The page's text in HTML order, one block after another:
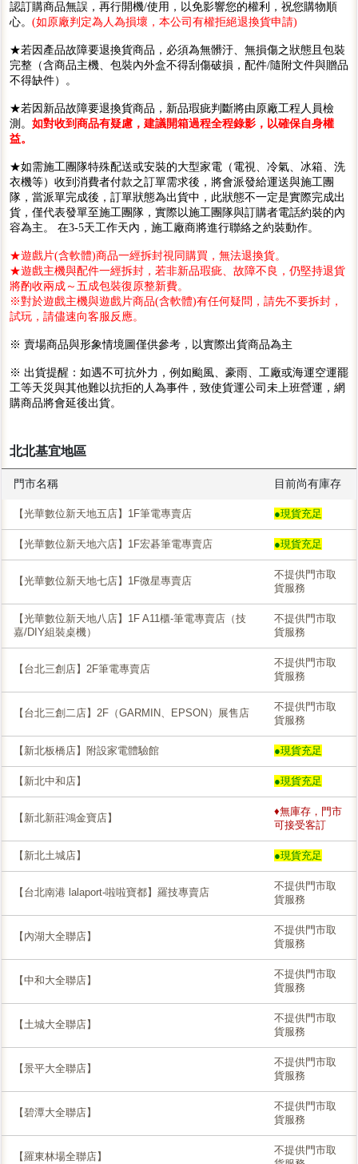
認訂購商品無誤，再行開機/使用，以免影響您的權利，祝您購物順
心。 (如原廠判定為人為損壞，本公司有權拒絕退換貨申請)
★若因產品故障要退換貨商品，必須為無髒汙、無損傷之狀態且包裝
完整（含商品主機、包裝內外盒不得刮傷破損，配件/隨附文件與贈品
不得缺件）。
★若因新品故障要退換貨商品，新品瑕疵判斷將由原廠工程人員檢
測。 如對收到商品有疑慮，建議開箱過程全程錄影，以確保自身權
益。
★如需施工團隊特殊配送或安裝的大型家電（電視、冷氣、冰箱、洗
衣機等）收到消費者付款之訂單需求後，將會派發給運送與施工團
隊，當派單完成後，訂單狀態為出貨中，此狀態不一定是實際完成出
貨，僅代表發單至施工團隊，實際以施工團隊與訂購者電話約裝的內
容為主。 在3-5天工作天內，施工廠商將進行聯絡之約裝動作。
★遊戲片(含軟體)商品一經拆封視同購買，無法退換貨。
★遊戲主機與配件一經拆封，若非新品瑕疵、故障不良，仍堅持退貨
將酌收兩成～五成包裝復原整新費。
※對於遊戲主機與遊戲片商品(含軟體)有任何疑問，請先不要拆封，
試玩，請儘速向客服反應。
※ 賣場商品與形象情境圖僅供參考，以實際出貨商品為主
※ 出貨提醒：如遇不可抗外力，例如颱風、豪雨、工廠或海運空運罷
工等天災與其他難以抗拒的人為事件，致使貨運公司未上班營運，網
購商品將會延後出貨。
北北基宜地區
門市名稱 目前尚有庫存
【光華數位新天地五店】1F筆電專賣店 ●現貨充足
【光華數位新天地六店】1F宏碁筆電專賣店 ●現貨充足
【光華數位新天地七店】1F微星專賣店
不提供門市取
貨服務
【光華數位新天地八店】1F A11櫃-筆電專賣店（技
嘉/DIY組裝桌機）
不提供門市取
貨服務
【台北三創店】2F筆電專賣店
不提供門市取
貨服務
【台北三創二店】2F（GARMIN、EPSON）展售店
不提供門市取
貨服務
【新北板橋店】附設家電體驗館 ●現貨充足
【新北中和店】 ●現貨充足
【新北新莊鴻金寶店】
♦無庫存，門市
可接受客訂
【新北土城店】 ●現貨充足
【台北南港 lalaport-啦啦寶都】羅技專賣店
不提供門市取
貨服務
【內湖大全聯店】
不提供門市取
貨服務
【中和大全聯店】
不提供門市取
貨服務
【土城大全聯店】
不提供門市取
貨服務
【景平大全聯店】
不提供門市取
貨服務
【碧潭大全聯店】
不提供門市取
貨服務
【羅東林場全聯店】
不提供門市取